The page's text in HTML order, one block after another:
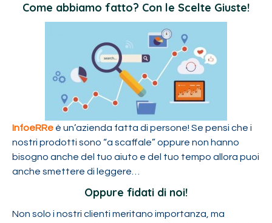
Come abbiamo fatto? Con le Scelte Giuste!
InfoeRRe è un’azienda fatta di persone! Se pensi che i
nostri prodotti sono “a scaffale” oppure non hanno
bisogno anche del tuo aiuto e del tuo tempo allora puoi
anche smettere di leggere…
Oppure fidati di noi!
Non solo i nostri clienti meritano importanza, ma